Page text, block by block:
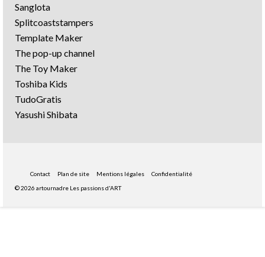
Sanglota
Splitcoaststampers
Template Maker
The pop-up channel
The Toy Maker
Toshiba Kids
TudoGratis
Yasushi Shibata
Contact Plan de site Mentions légales
Confidentialité
© 2026 artournadre Les passions d'ART